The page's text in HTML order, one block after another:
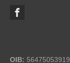
OIB: 56475053919